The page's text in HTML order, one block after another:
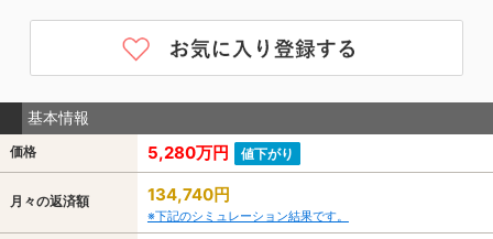
基本情報
価格 5,280万円 値下がり
月々の返済額 134,740円
※下記のシミュレーション結果です。